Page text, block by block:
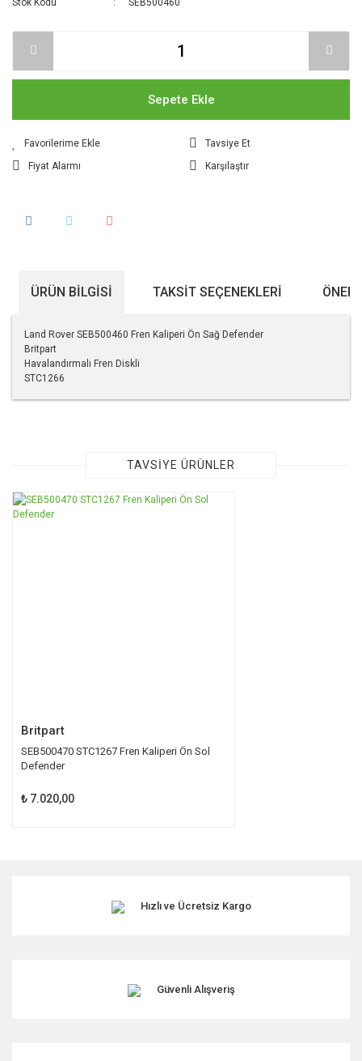
Sepete Ekle
Tavsiye Et
Fiyat Alarmı
Karşılaştır
ÜRÜN BILGISI TAKSIT SEÇENEKLERI
Land Rover SEB500460 Fren Kaliperi Ön Sağ Defender
Britpart
Havalandırmalı Fren Diskli
STC1266
Görüş ve önerileriniz için teşekkür ederiz.
Ürün resmi kalitesiz, bozuk veya görüntülenemiyor.
TAVSİYE ÜRÜNLER
Britpart
SEB500470 STC1267 Fren Kaliperi Ön Sol
Defender
₺ 7.020,00
Hızlı ve Ücretsiz Kargo
Güvenli Alışveriş